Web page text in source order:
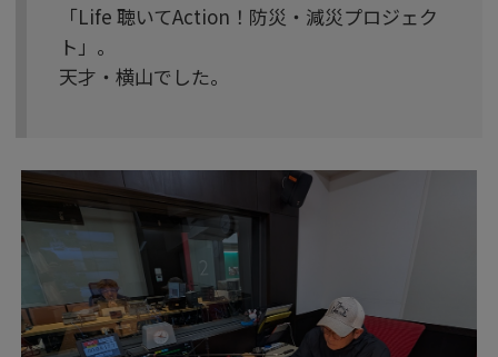
「Life 聴いてAction！防災・減災プロジェク
ト」。
天才・横山でした。